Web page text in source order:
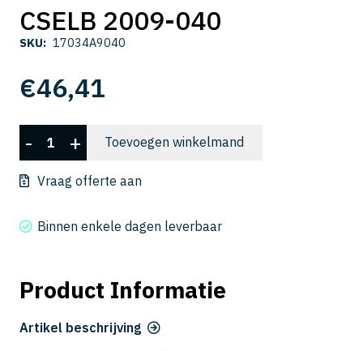
CSELB 2009-040
SKU: 17034A9040
€46,41
CSELB
2009-
040
- + Toevoegen winkelmand
Vraag offerte aan
Binnen enkele dagen leverbaar
Product Informatie
Artikel beschrijving